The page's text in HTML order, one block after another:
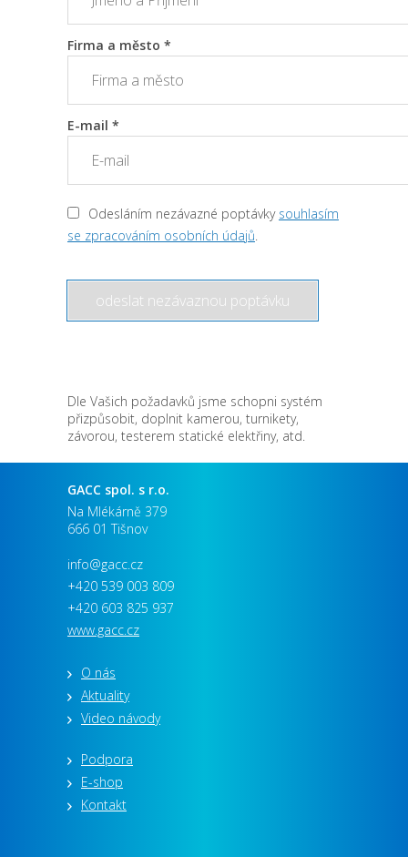
Firma a město *
E-mail *
Odesláním nezávazné poptávky souhlasím
se zpracováním osobních údajů.
Dle Vašich požadavků jsme schopni systém
přizpůsobit, doplnit kamerou, turnikety,
závorou, testerem statické elektřiny, atd.
GACC spol. s r.o.
Na Mlékárně 379
666 01 Tišnov
info@gacc.cz
+420 539 003 809
+420 603 825 937
www.gacc.cz
O nás
Aktuality
Video návody
Podpora
E-shop
Kontakt